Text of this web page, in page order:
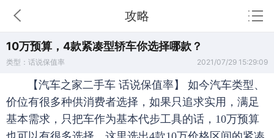
攻略
10万预算，4款紧凑型轿车你选择哪款？
类型：话说保值率 2021/07/29 15:29:09
【汽车之家二手车 话说保值率】 如今汽车类型、
价位有很多种供消费者选择，如果只追求实用，满足
基本需求，只把车作为基本代步工具的话，10万预算